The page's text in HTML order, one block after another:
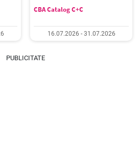
CBA Catalog C+C
16.07.2026 - 31.07.2026
PUBLICITATE